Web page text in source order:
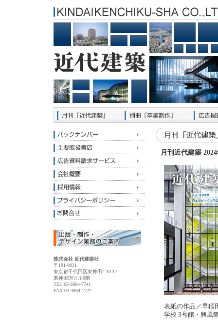
株式会社 近代建築社
〒101-0031
東京都千代田区東神田2-10-17
東神田INビル6階
TEL:03-3864-7741
FAX:03-3864-1722
月刊近代建築
表紙の作品／早稲
学校 3号館・興風